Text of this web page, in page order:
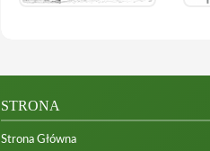
STRONA
Strona Główna